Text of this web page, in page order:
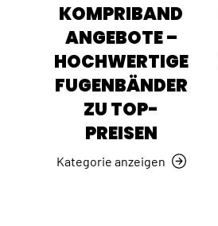
KOMPRIBAND
ANGEBOTE –
HOCHWERTIGE
FUGENBÄNDER
ZU TOP-
PREISEN
Kategorie anzeigen